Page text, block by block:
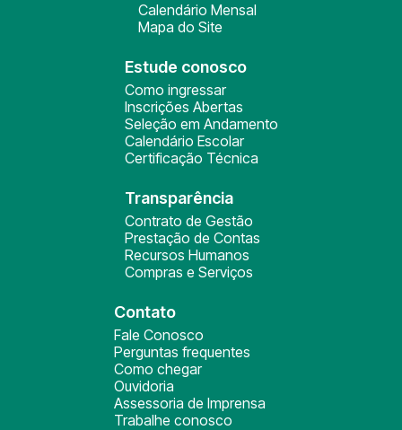
Calendário Mensal
Mapa do Site
Estude conosco
Como ingressar
Inscrições Abertas
Seleção em Andamento
Calendário Escolar
Certificação Técnica
Transparência
Contrato de Gestão
Prestação de Contas
Recursos Humanos
Compras e Serviços
Contato
Fale Conosco
Perguntas frequentes
Como chegar
Ouvidoria
Assessoria de Imprensa
Trabalhe conosco